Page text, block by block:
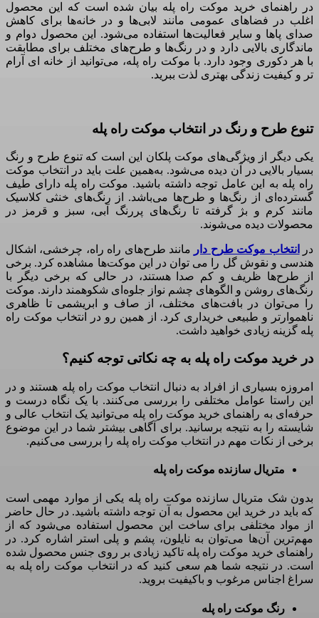
در راهنمای خرید موکت راه پله بیان شده است که این محصول
اغلب در فضاهای عمومی مانند لابی‌ها و در خانه‌ها برای کاهش
صدای پاها و سایر فعالیت‌ها استفاده می‌شود.
این محصول دوام و
ماندگاری بالایی دارد و در رنگ‌ها و طرح‌های مختلف برای مطابقت
با هر دکوری وجود دارد. با موکت راه پله، می‌توانید از خانه ای آرام
تر و کیفیت زندگی بهتری لذت ببرید.
تنوع طرح و رنگ در انتخاب موکت راه پله
یکی دیگر از ویژگی‌های موکت پلکان این است که تنوع طرح و رنگ
بسیار بالایی در
آن دیده می‌شود. به‌همین علت باید در انتخاب موکت
راه پله به این عامل توجه داشته باشید. موکت راه پله دارای طیف
گسترده‌ای از رنگ‌ها و طرح‌ها می‌باشد.
از رنگ‌های خنثی کلاسیک
مانند کرم و بژ گرفته تا رنگ‌های پررنگ آبی، سبز و قرمز در
محصولات دیده می‌شوند.
در انتخاب موکت طرح دار مانند طرح‌های راه راه، چرخشی، اشکال
هندسی و نقوش گل را می توان در این موکت‌ها مشاهده کرد. برخی
از طرح‌ها ظریف و کم صدا هستند، در حالی که برخی دیگر با
رنگ‌های روشن و الگوهای چشم نواز جلوه‌ای شکوهمند دارند. موکت
را می‌توان در بافت‌های مختلف، از صاف و ابریشمی تا ظاهری
ناهموارتر و طبیعی خریداری کرد.
از همین رو در انتخاب موکت راه
پله گزینه‌ زیادی خواهید داشت.
در خرید موکت راه پله به چه نکاتی توجه کنیم؟
امروزه بسیاری از افراد به دنبال انتخاب موکت راه‌ پله هستند و در
این راستا عوامل مختلفی را بررسی می‌کنند. با یک نگاه درست و
حرفه‌ای به راهنمای خرید موکت راه پله می‌توانید یک انتخاب عالی و
شایسته را به نتیجه برسانید. برای آگاهی بیشتر شما در این موضوع
برخی از نکات مهم در انتخاب موکت راه پله را بررسی می‌کنیم.
متریال سازنده موکت راه پله
بدون شک متریال سازنده موکت راه پله یکی از موارد مهمی است
که باید در خرید این محصول به آن توجه داشته باشید. در حال حاضر
از مواد مختلفی برای ساخت این محصول استفاده می‌شود که از
مهم‌ترین آن‌ها می‌توان به نایلون، پشم و پلی استر اشاره کرد. در
راهنمای خرید موکت راه پله تاکید زیادی بر روی جنس محصول شده
است. در نتیجه شما هم سعی کنید که در انتخاب موکت راه پله به
سراغ اجناس مرغوب و باکیفیت بروید.
رنگ موکت راه پله